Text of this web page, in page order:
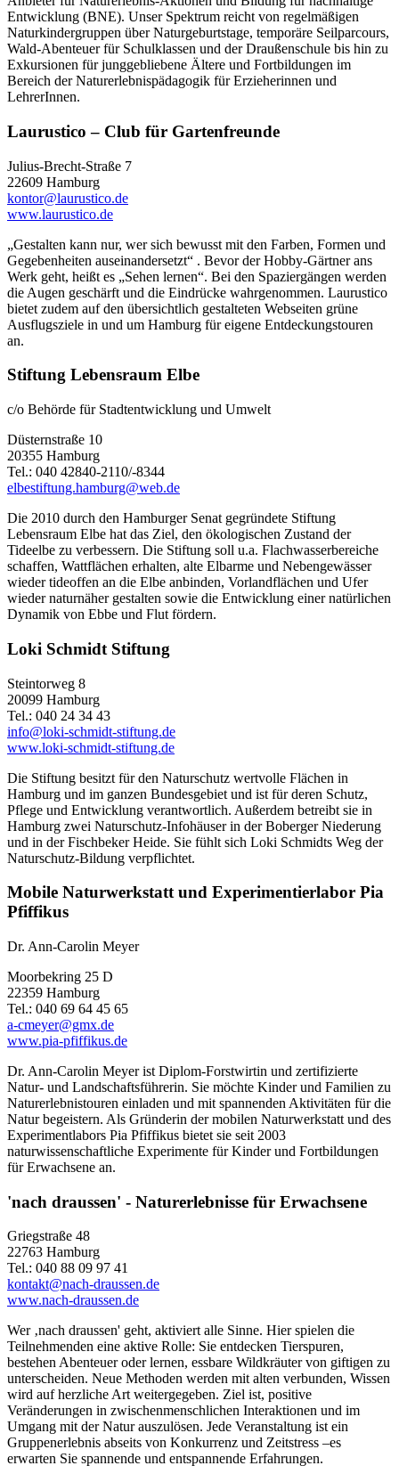
Entwicklung (BNE). Unser Spektrum reicht von regelmäßigen
Naturkindergruppen über Naturgeburtstage, temporäre Seilparcours,
Wald-Abenteuer für Schulklassen und der Draußenschule bis hin zu
Exkursionen für junggebliebene Ältere und Fortbildungen im
Bereich der Naturerlebnispädagogik für Erzieherinnen und
LehrerInnen.
Laurustico – Club für Gartenfreunde
Julius-Brecht-Straße 7
22609 Hamburg
kontor@laurustico.de
www.laurustico.de
„Gestalten kann nur, wer sich bewusst mit den Farben, Formen und
Gegebenheiten auseinandersetzt“ . Bevor der Hobby-Gärtner ans
Werk geht, heißt es „Sehen lernen“. Bei den Spaziergängen werden
die Augen geschärft und die Eindrücke wahrgenommen. Laurustico
bietet zudem auf den übersichtlich gestalteten Webseiten grüne
Ausflugsziele in und um Hamburg für eigene Entdeckungstouren
an.
Stiftung Lebensraum Elbe
c/o Behörde für Stadtentwicklung und Umwelt
Düsternstraße 10
20355 Hamburg
Tel.: 040 42840-2110/-8344
elbestiftung.hamburg@web.de
Die 2010 durch den Hamburger Senat gegründete Stiftung
Lebensraum Elbe hat das Ziel, den ökologischen Zustand der
Tideelbe zu verbessern. Die Stiftung soll u.a. Flachwasserbereiche
schaffen, Wattflächen erhalten, alte Elbarme und Nebengewässer
wieder tideoffen an die Elbe anbinden, Vorlandflächen und Ufer
wieder naturnäher gestalten sowie die Entwicklung einer natürlichen
Dynamik von Ebbe und Flut fördern.
Loki Schmidt Stiftung
Steintorweg 8
20099 Hamburg
Tel.: 040 24 34 43
info@loki-schmidt-stiftung.de
www.loki-schmidt-stiftung.de
Die Stiftung besitzt für den Naturschutz wertvolle Flächen in
Hamburg und im ganzen Bundesgebiet und ist für deren Schutz,
Pflege und Entwicklung verantwortlich. Außerdem betreibt sie in
Hamburg zwei Naturschutz-Infohäuser in der Boberger Niederung
und in der Fischbeker Heide. Sie fühlt sich Loki Schmidts Weg der
Naturschutz-Bildung verpflichtet.
Mobile Naturwerkstatt und Experimentierlabor Pia
Pfiffikus
Dr. Ann-Carolin Meyer
Moorbekring 25 D
22359 Hamburg
Tel.: 040 69 64 45 65
a-cmeyer@gmx.de
www.pia-pfiffikus.de
Dr. Ann-Carolin Meyer ist Diplom-Forstwirtin und zertifizierte
Natur- und Landschaftsführerin. Sie möchte Kinder und Familien zu
Naturerlebnistouren einladen und mit spannenden Aktivitäten für die
Natur begeistern. Als Gründerin der mobilen Naturwerkstatt und des
Experimentlabors Pia Pfiffikus bietet sie seit 2003
naturwissenschaftliche Experimente für Kinder und Fortbildungen
für Erwachsene an.
'nach draussen' - Naturerlebnisse für Erwachsene
Griegstraße 48
22763 Hamburg
Tel.: 040 88 09 97 41
kontakt@nach-draussen.de
www.nach-draussen.de
Wer ‚nach draussen' geht, aktiviert alle Sinne. Hier spielen die
Teilnehmenden eine aktive Rolle: Sie entdecken Tierspuren,
bestehen Abenteuer oder lernen, essbare Wildkräuter von giftigen zu
unterscheiden. Neue Methoden werden mit alten verbunden, Wissen
wird auf herzliche Art weitergegeben. Ziel ist, positive
Veränderungen in zwischenmenschlichen Interaktionen und im
Umgang mit der Natur auszulösen. Jede Veranstaltung ist ein
Gruppenerlebnis abseits von Konkurrenz und Zeitstress –es
erwarten Sie spannende und entspannende Erfahrungen.